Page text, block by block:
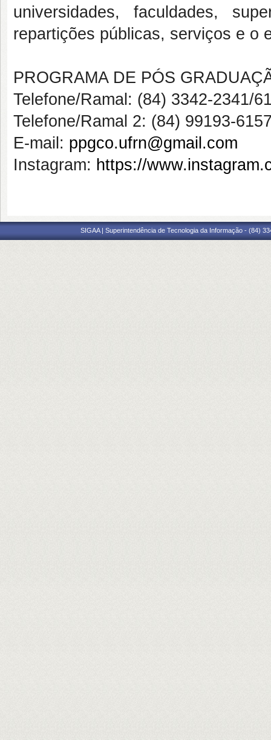
universidades, faculdades,
repartições públicas, serviços e o
PROGRAMA DE PÓS
Telefone/Ramal: (84) 3342-2341/
Telefone/Ramal 2: (84) 99193-
E-mail: ppgco.ufrn@gmail.com
Instagram: https://
SIGAA | Superintendência de Tecnologia da Informação - (84)